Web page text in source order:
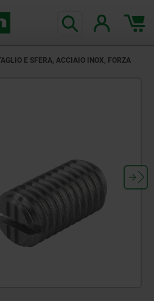
E SFERA, ACCIAIO INOX, FORZA